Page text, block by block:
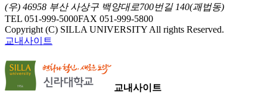
(우) 46958 부산 사상구 백양대로700번길 140(괘법동)
TEL 051-999-5000FAX 051-999-5800
Copyright (C) SILLA UNIVERSITY All rights Reserved.
교내사이트
교내사이트